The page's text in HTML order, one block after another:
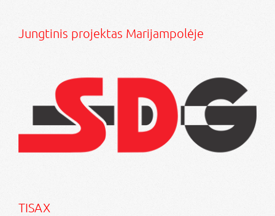
Jungtinis projektas Marijampolėje
TISAX